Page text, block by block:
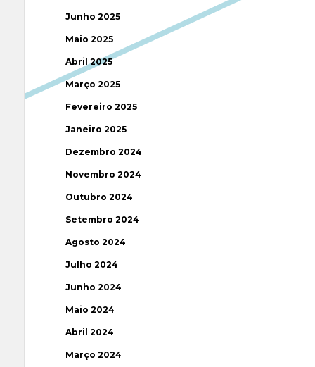
Junho 2025
Maio 2025
Abril 2025
Março 2025
Fevereiro 2025
Janeiro 2025
Dezembro 2024
Novembro 2024
Outubro 2024
Setembro 2024
Agosto 2024
Julho 2024
Junho 2024
Maio 2024
Abril 2024
Março 2024